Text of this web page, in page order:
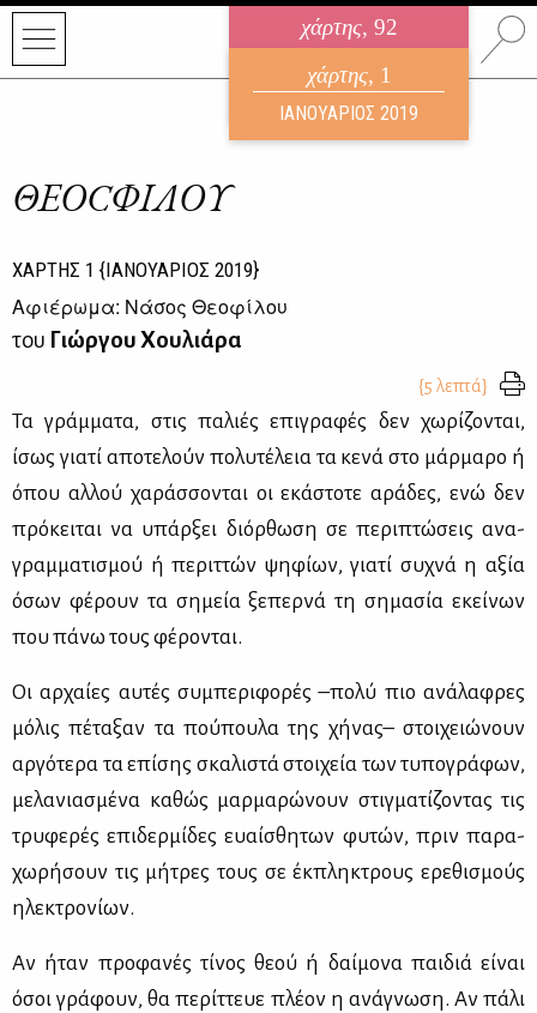
χάρτης, 92
ηλεκτρονικό περιοδικό
ΑΥΓΟΥΣΤΟΣ 2026
χάρτης, 1
ΙΑΝΟΥΑΡΙΟΣ 2019
ΘΕΟCΦΙΛΟΥ
ΧΑΡΤΗΣ 1 {ΙΑΝΟΥΑΡΙΟΣ 2019}
Αφιέρωμα: Νάσος Θεοφίλου
του Γιώργου Χουλιάρα
{5 λεπτά}
Τα γράμ­μα­τα, στις πα­λιές επι­γρα­φές δεν χω­ρί­ζο­νται,
ίσως για­τί απο­τε­λούν πο­λυ­τέ­λεια τα κε­νά στο μάρ­μα­ρο ή
όπου αλ­λού χα­ράσ­σο­νται οι εκά­στο­τε αρά­δες, ενώ δεν
πρό­κει­ται να υπάρ­ξει διόρ­θω­ση σε πε­ρι­πτώ­σεις ανα­
γραμ­μα­τι­σμού ή πε­ριτ­τών ψη­φί­ων, για­τί συ­χνά η αξία
όσων φέ­ρουν τα ση­μεία ξε­περ­νά τη ση­μα­σία εκεί­νων
που πά­νω τους φέ­ρο­νται.
Oι αρ­χαί­ες αυ­τές συ­μπε­ρι­φο­ρές –πο­λύ πιο ανά­λα­φρες
μό­λις πέ­τα­ξαν τα πού­που­λα της χή­νας– στοι­χειώ­νουν
αρ­γό­τε­ρα τα επί­σης σκα­λι­στά στοι­χεία των τυ­πο­γρά­φων,
με­λα­νια­σμέ­να κα­θώς μαρ­μα­ρώ­νουν στιγ­μα­τί­ζο­ντας τις
τρυ­φε­ρές επι­δερ­μί­δες ευαί­σθη­των φυ­τών, πριν πα­ρα­
χω­ρή­σουν τις μή­τρες τους σε έκ­πλη­κτρους ερε­θι­σμούς
ηλε­κτρο­νί­ων.
Aν ήταν προ­φα­νές τί­νος θε­ού ή δαί­μο­να παι­διά εί­ναι
όσοι γρά­φουν, θα πε­ρίτ­τευε πλέ­ον η ανά­γνω­ση. Aν πά­λι